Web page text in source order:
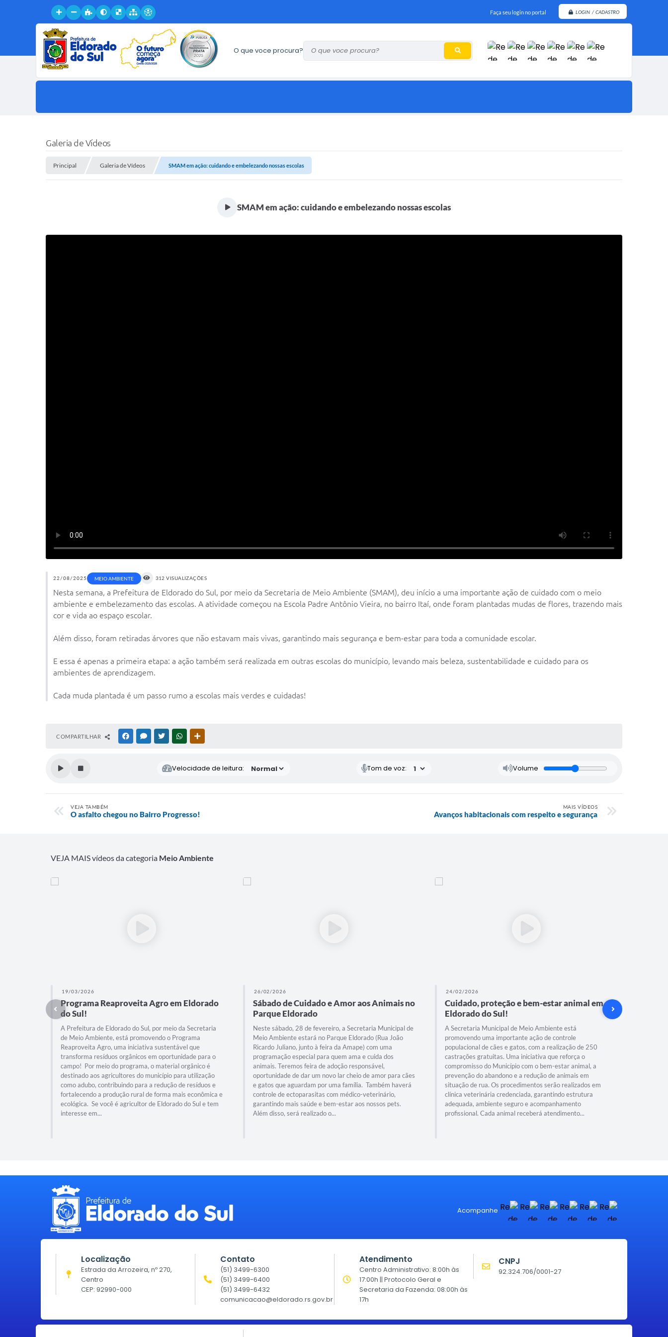
Faça seu login no portal LOGIN / CADASTRO
O que voce procura?
Galeria de Vídeos
Principal Galeria de Vídeos SMAM em ação: cuidando e embelezando nossas escolas
SMAM em ação: cuidando e embelezando nossas escolas
22/08/2025 MEIO AMBIENTE 312 VISUALIZAÇÕES
Nesta semana, a Prefeitura de Eldorado do Sul, por meio da Secretaria de Meio Ambiente (SMAM), deu início a uma importante ação de cuidado com o meio
ambiente e embelezamento das escolas. A atividade começou na Escola Padre Antônio Vieira, no bairro Itaí, onde foram plantadas mudas de flores, trazendo mais
cor e vida ao espaço escolar.
Além disso, foram retiradas árvores que não estavam mais vivas, garantindo mais segurança e bem-estar para toda a comunidade escolar.
E essa é apenas a primeira etapa: a ação também será realizada em outras escolas do município, levando mais beleza, sustentabilidade e cuidado para os
ambientes de aprendizagem.
Cada muda plantada é um passo rumo a escolas mais verdes e cuidadas!
COMPARTILHAR FACEBOOKMESSENGER
TWITTERWHATSAPP
Velocidade de leitura: Tom de voz: Volume
VEJA TAMBÉM
O asfalto chegou no Bairro Progresso!
MAIS VÍDEOS
Avanços habitacionais com respeito e segurança
VEJA MAIS vídeos da categoria Meio Ambiente
19/03/2026
Programa Reaproveita Agro em Eldorado
do Sul!
A Prefeitura de Eldorado do Sul, por meio da Secretaria
de Meio Ambiente, está promovendo o Programa
Reaproveita Agro, uma iniciativa sustentável que
transforma resíduos orgânicos em oportunidade para o
campo! Por meio do programa, o material orgânico é
destinado aos agricultores do município para utilização
como adubo, contribuindo para a redução de resíduos e
fortalecendo a produção rural de forma mais econômica e
ecológica. Se você é agricultor de Eldorado do Sul e tem
interesse em...
26/02/2026
Sábado de Cuidado e Amor aos Animais no
Parque Eldorado
Neste sábado, 28 de fevereiro, a Secretaria Municipal de
Meio Ambiente estará no Parque Eldorado (Rua João
Ricardo Juliano, junto à feira da Amape) com uma
programação especial para quem ama e cuida dos
animais. Teremos feira de adoção responsável,
oportunidade de dar um novo lar cheio de amor para cães
e gatos que aguardam por uma família. Também haverá
controle de ectoparasitas com médico-veterinário,
garantindo mais saúde e bem-estar aos nossos pets.
Além disso, será realizado o...
24/02/2026
Cuidado, proteção e bem-estar animal em
Eldorado do Sul!
A Secretaria Municipal de Meio Ambiente está
promovendo uma importante ação de controle
populacional de cães e gatos, com a realização de 250
castrações gratuitas. Uma iniciativa que reforça o
compromisso do Município com o bem-estar animal, a
prevenção do abandono e a redução de animais em
situação de rua. Os procedimentos serão realizados em
clínica veterinária credenciada, garantindo estrutura
adequada, ambiente seguro e acompanhamento
profissional. Cada animal receberá atendimento...
Acompanhe
Localização
Estrada da Arrozeira, nº 270,
Centro
CEP: 92990-000
Contato
(51) 3499-6300
(51) 3499-6400
(51) 3499-6432
comunicacao@eldorado.rs.gov.br
Atendimento
Centro Administrativo: 8:00h às
17:00h || Protocolo Geral e
Secretaria da Fazenda: 08:00h às
17h
CNPJ
92.324.706/0001-27